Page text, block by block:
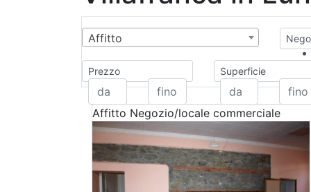
Affitto
Prezzo Superficie
Affitto Negozio/locale commerciale